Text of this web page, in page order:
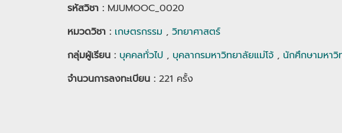
รหัสวิชา : MJUMOOC_0020
หมวดวิชา : เกษตรกรรม , วิทยาศาสตร์
กลุ่มผู้เรียน : บุคคลทั่วไป , บุคลากรมหาวิทยาลัยแม่โจ้ , นักศึกษามหาวิ
จำนวนการลงทะเบียน : 221 ครั้ง